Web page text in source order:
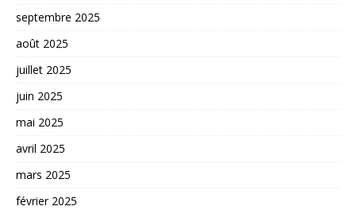
septembre 2025
août 2025
juillet 2025
juin 2025
mai 2025
avril 2025
mars 2025
février 2025